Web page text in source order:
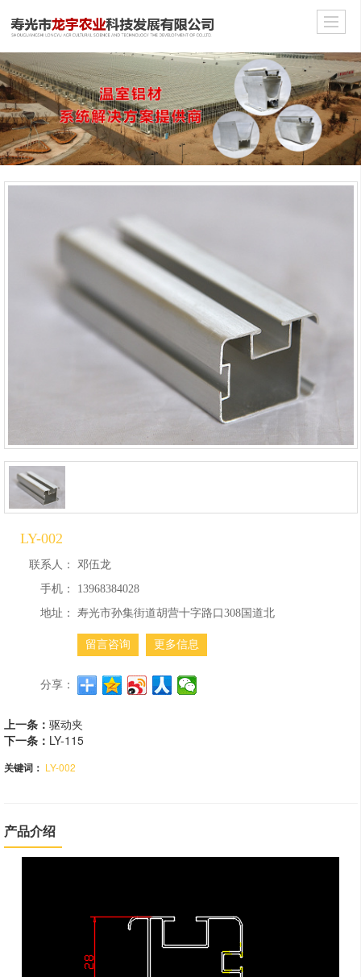
LY-002
联系人：
邓伍龙
手机：
13968384028
地址：
寿光市孙集街道胡营十字路口308国道北
留言咨询 更多信息
分享：
上一条： 驱动夹
下一条： LY-115
关键词： LY-002
产品介绍